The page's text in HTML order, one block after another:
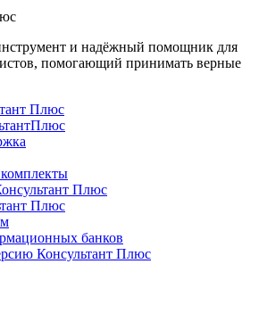
и надёжный помощник для
помогающий принимать верные
Плюс
Плюс
Плюс
банков
Консультант Плюс